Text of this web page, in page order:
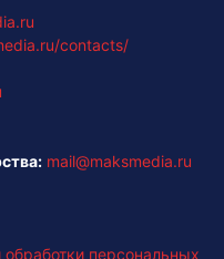
contacts/
mail@maksmedia.ru
персональных